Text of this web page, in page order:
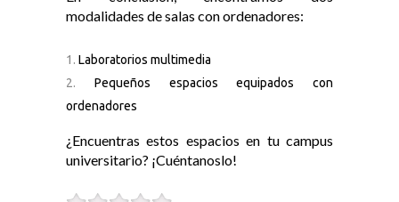
modalidades de salas con ordenadores:
Laboratorios multimedia
Pequeños espacios equipados con
ordenadores
¿Encuentras estos espacios en tu campus
universitario? ¡Cuéntanoslo!